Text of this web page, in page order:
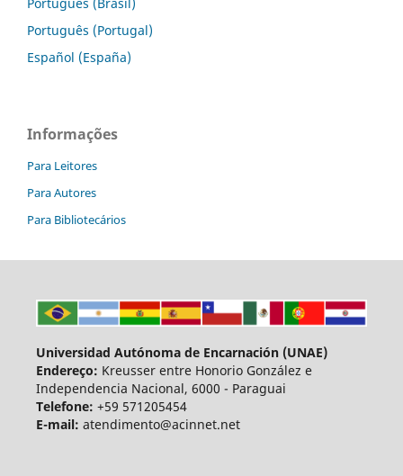
Português (Portugal)
Español (España)
Informações
Para Leitores
Para Autores
Para Bibliotecários
Universidad Autónoma de Encarnación (UNAE)
Endereço: Kreusser entre Honorio González e
Independencia Nacional, 6000 - Paraguai
Telefone: +59 571205454
E-mail: atendimento@acinnet.net